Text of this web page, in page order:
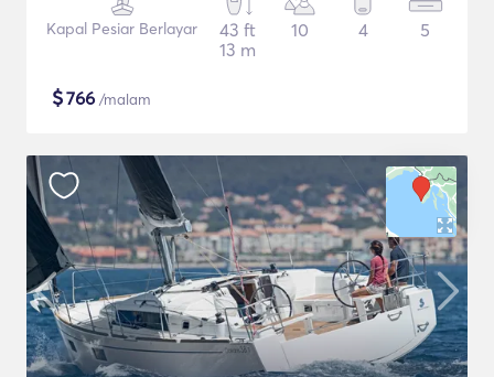
Kapal Pesiar Berlayar
43 ft
13 m
10 4 5
$766 /malam